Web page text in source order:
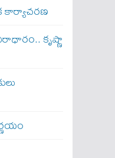
కార్యాచరణ
కృష్ణా